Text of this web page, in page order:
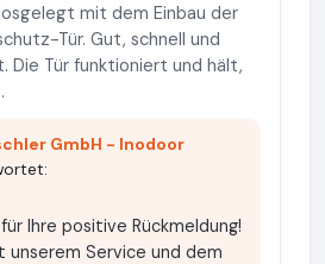
mit dem Einbau der
Tür. Gut, schnell und
Die Tür funktioniert und hält,
GmbH - Inodoor
Ihre positive Rückmeldung!
unserem Service und dem